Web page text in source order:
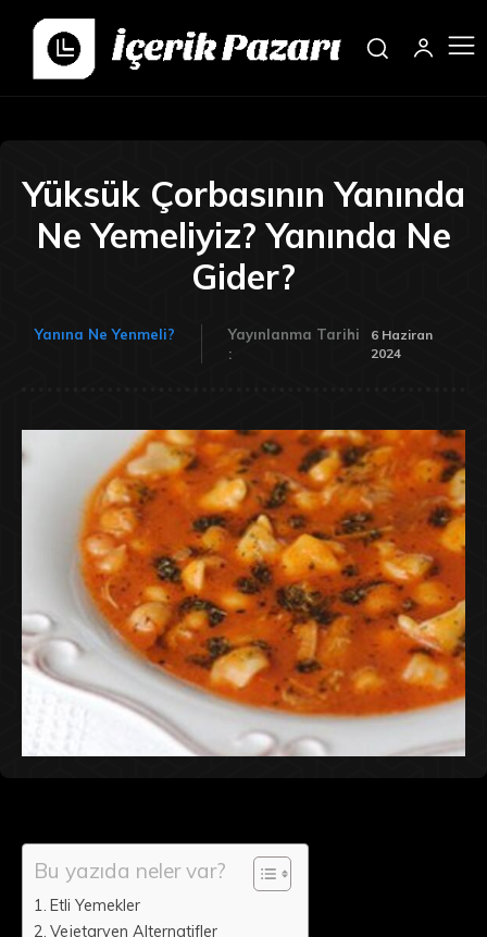
Yüksük Çorbasının Yanında
Ne Yemeliyiz? Yanında Ne
Gider?
Yanına Ne Yenmeli?
Yayınlanma Tarihi
:
6 Haziran
2024
Bu yazıda neler var?
Etli Yemekler
Vejetaryen Alternatifler